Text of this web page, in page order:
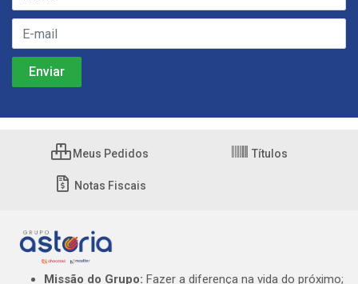
Meus Pedidos Títulos
Notas Fiscais
Missão do Grupo: Fazer a diferença na vida do próximo;